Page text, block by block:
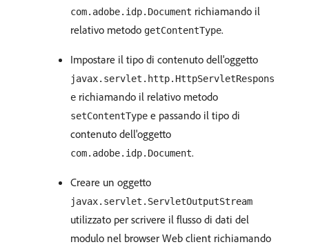
com.adobe.idp.Document richiamando il
relativo metodo getContentType.
Impostare il tipo di contenuto dell'oggetto
javax.servlet.http.HttpServletRespons
e richiamando il relativo metodo
setContentType e passando il tipo di
contenuto dell'oggetto
com.adobe.idp.Document.
Creare un oggetto
javax.servlet.ServletOutputStream
utilizzato per scrivere il flusso di dati del
modulo nel browser Web client richiamando